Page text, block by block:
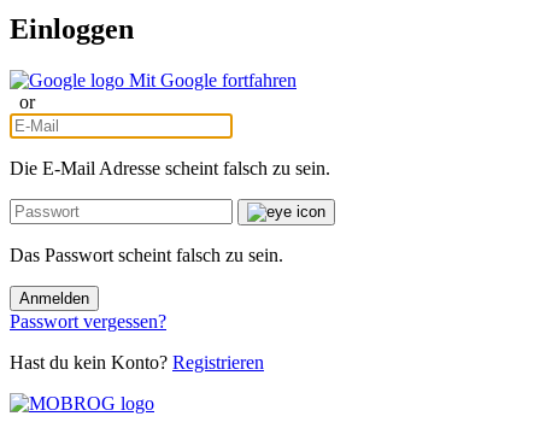
Einloggen
Mit Google fortfahren
or
Die E-Mail Adresse scheint falsch zu sein.
Das Passwort scheint falsch zu sein.
Anmelden
Passwort vergessen?
Hast du kein Konto? Registrieren